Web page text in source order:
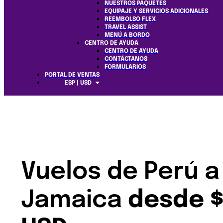
NUESTROS PAQUETES
EQUIPAJE Y SERVICIOS ADICIONALES
REEMBOLSO FLEX
TRAVEL ASSIST
MENÚ A BORDO
CENTRO DE AYUDA
CENTRO DE AYUDA
CONTÁCTANOS
FORMULARIOS
PORTAL DE VENTAS
ESP | USD
Vuelos de Perú a
Jamaica desde